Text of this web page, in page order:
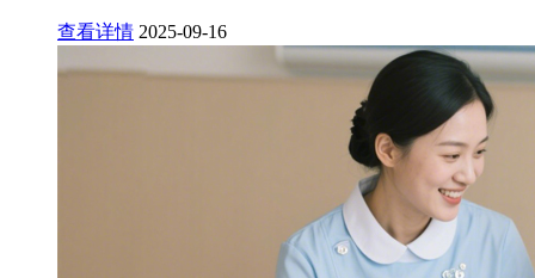
查看详情 2025-09-16